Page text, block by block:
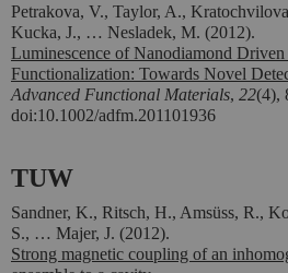
Petrakova, V., Taylor, A.,
Kucka, J., … Nesladek, M. (2012).
Luminescence of Nanodiamond
Functionalization: Towards Novel
Advanced Functional Materials, 22(4),
doi:10.1002/adfm.201101936
TUW
Sandner, K., Ritsch, H., Amsüss, R.,
S., … Majer, J. (2012).
Strong magnetic coupling of an